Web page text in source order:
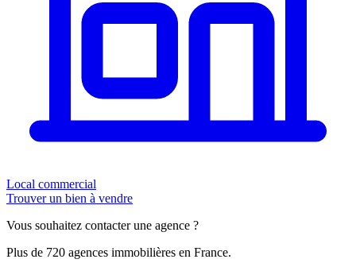
Local commercial
Trouver un bien à vendre
Vous souhaitez contacter une agence ?
Plus de 720 agences immobilières en France.